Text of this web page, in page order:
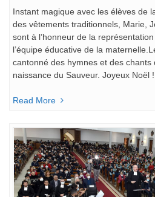
Instant magique avec les élèves de
des vêtements traditionnels, Marie,
sont à l’honneur de la
l’équipe éducative de la
cantonné des hymnes et des
naissance du Sauveur. Joyeux Noël !
Read More